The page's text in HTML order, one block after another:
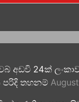
අඩවි 24ක්
පරිදි තහනම්